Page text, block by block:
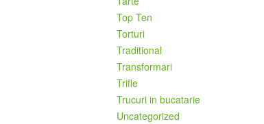
Top Ten
Torturi
Traditional
Transformari
Trifle
Trucuri in bucatarie
Uncategorized